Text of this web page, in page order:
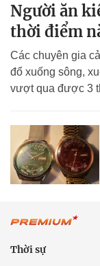
Người ăn
thời điểm
Các chuyên gia
đổ xuống sông,
vượt qua được 3
Thời sự